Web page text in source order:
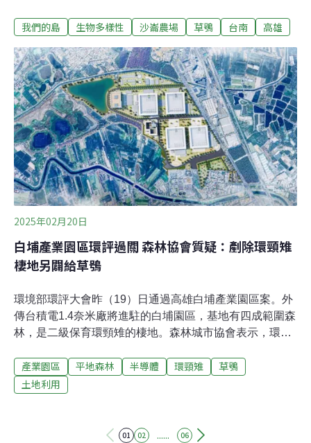
出現的名字叫做怪鳥。」嘉義大學生物資源學系助理教授
長、臉龐像是切了一半的蘋果，台灣的東方草鴞是特有亞
種，族群數量比黑面琵鷺、黑鳶還要少，是台灣的貓頭鷹
中，唯一列為瀕臨絕種的一級保育類的動物。草鴞原本數
量就很少，現在更少，想看見牠們非常困難。屏東科技大
學團隊在牠們可能活動的地點設立棲架，透過自動相機，
紀錄著草鴞日常。屏科大野保所助理教授洪孝宇說明，草
鴞一次可以下五到六顆蛋，一年能生兩次。繁殖期，鳥巢
就築在草叢裡，而且偏好白茅草。繁殖季從九月到隔年四
月，牠們的巢，直徑大約有一公尺，母鳥大部分時間守在
巢裡保護寶寶，公鳥負責外出打獵、帶食物回來。A78中
我們的島 生物多樣性 沙崙農場 草鴞 台南 高雄
2025年02月20日
白埔產業園區環評過關 森林協會質疑：剷除環頸雉
棲地另闢給草鴞
環境部環評大會昨（19）日通過高雄白埔產業園區案。外
傳台積電1.4奈米廠將進駐的白埔園區，基地有四成範圍森
林，是二級保育環頸雉的棲地。森林城市協會表示，環頸
籲高市府縮小滯洪池面積，以減少森林破壞。環評大會最
終決議通過審查，但要求高市府調整滯洪池位置及形狀，
2021年發布計畫，要建立以高雄為核心的「南部半導體S
產業園區 平地森林 半導體 環頸雉
草鴞
土地利用
01 02 ...... 06